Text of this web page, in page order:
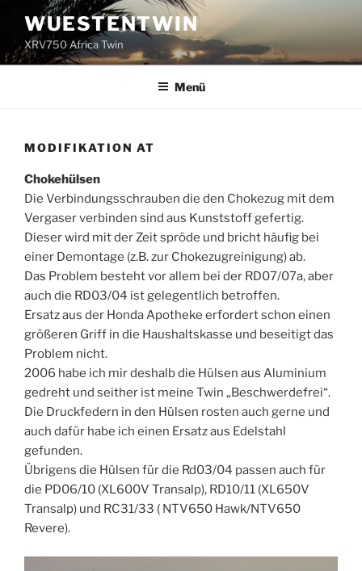
Inhalt
springen
WUESTENTWIN
XRV750 Africa Twin
Menü
MODIFIKATION AT
Chokehülsen
Die Verbindungsschrauben die den Chokezug mit dem
Vergaser verbinden sind aus Kunststoff gefertig.
Dieser wird mit der Zeit spröde und bricht häufig bei
einer Demontage (z.B. zur Chokezugreinigung) ab.
Das Problem besteht vor allem bei der RD07/07a, aber
auch die RD03/04 ist gelegentlich betroffen.
Ersatz aus der Honda Apotheke erfordert schon einen
größeren Griff in die Haushaltskasse und beseitigt das
Problem nicht.
2006 habe ich mir deshalb die Hülsen aus Aluminium
gedreht und seither ist meine Twin „Beschwerdefrei“.
Die Druckfedern in den Hülsen rosten auch gerne und
auch dafür habe ich einen Ersatz aus Edelstahl
gefunden.
Übrigens die Hülsen für die Rd03/04 passen auch für
die PD06/10 (XL600V Transalp), RD10/11 (XL650V
Transalp) und RC31/33 ( NTV650 Hawk/NTV650
Revere).